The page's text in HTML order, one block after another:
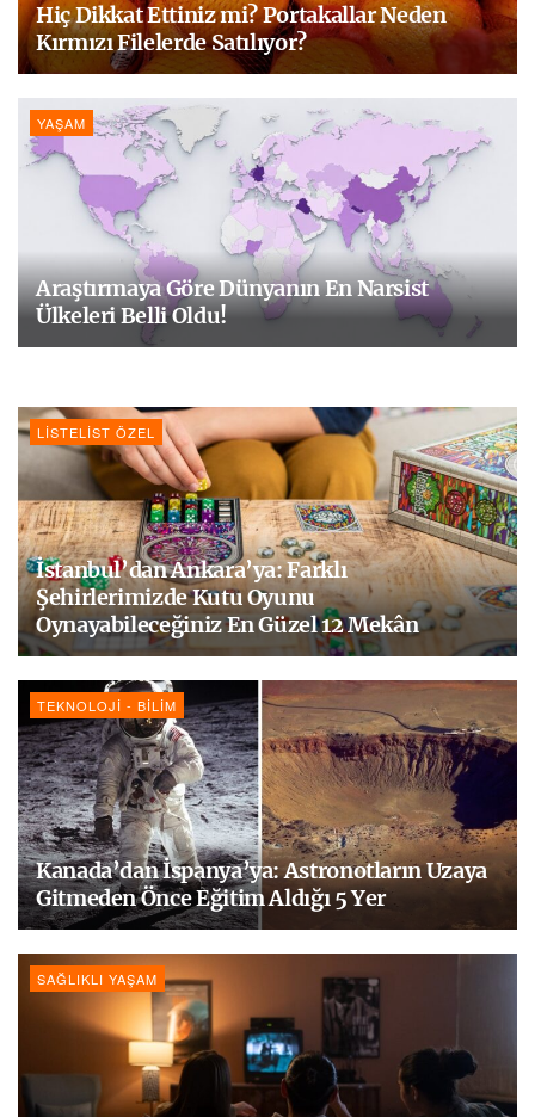
Hiç Dikkat Ettiniz mi? Portakallar Neden
Kırmızı Filelerde Satılıyor?
YAŞAM
Araştırmaya Göre Dünyanın En Narsist
Ülkeleri Belli Oldu!
LISTELIST ÖZEL
İstanbul’dan Ankara’ya: Farklı
Şehirlerimizde Kutu Oyunu
Oynayabileceğiniz En Güzel 12 Mekân
TEKNOLOJI - BILIM
Kanada’dan İspanya’ya: Astronotların Uzaya
Gitmeden Önce Eğitim Aldığı 5 Yer
SAĞLIKLI YAŞAM